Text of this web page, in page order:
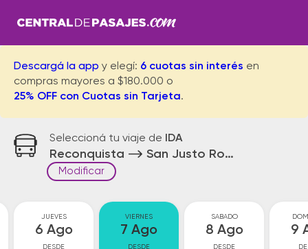
Descargá la app y elegí: 6 cuotas sin interés en
compras mayores a $180.000 o
25% OFF con Cuotas sin Tarjeta.
Seleccioná tu viaje de IDA
Reconquista San Justo Rotonda
Modificar
JUEVES
6 Ago
DESDE
VIERNES
7 Ago
DESDE
SABADO
8 Ago
DESDE
9